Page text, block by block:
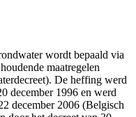
wordt bepaald via
maatregelen
De heffing werd
december 1996 en werd
december 2006 (Belgisch